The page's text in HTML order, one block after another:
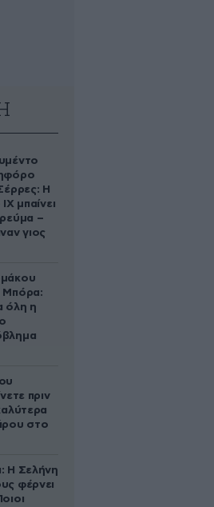
Η
μπαίνει
–
γιος
Μπόρα:
όλη η
πριν
στο
Η Σελήνη
φέρνει